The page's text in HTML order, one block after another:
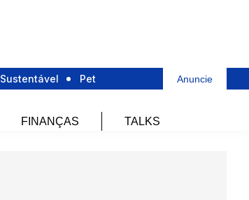
Sustentável Pet Anuncie
FINANÇAS TALKS